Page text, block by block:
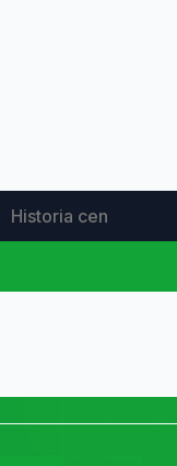
Historia cen